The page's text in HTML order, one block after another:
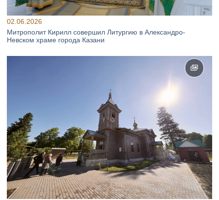
02.06.2026
Митрополит Кирилл совершил Литургию в Александро-
Невском храме города Казани